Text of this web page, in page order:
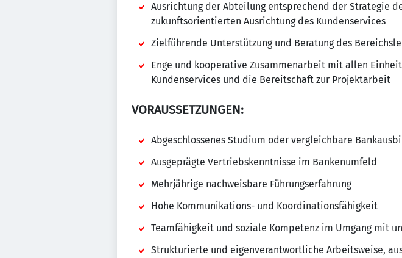
Ausrichtung der Abteilung entsprechend der Strategie
zukunftsorientierten Ausrichtung des Kundenservices
Zielführende Unterstützung und Beratung des
Enge und kooperative Zusammenarbeit mit allen
Kundenservices und die Bereitschaft zur Projektarbeit
VORAUSSETZUNGEN:
Abgeschlossenes Studium oder vergleichbare
Ausgeprägte Vertriebskenntnisse im Bankenumfeld
Mehrjährige nachweisbare Führungserfahrung
Hohe Kommunikations- und Koordinationsfähigkeit
Teamfähigkeit und soziale Kompetenz im Umgang mit
Strukturierte und eigenverantwortliche Arbeitsweise,